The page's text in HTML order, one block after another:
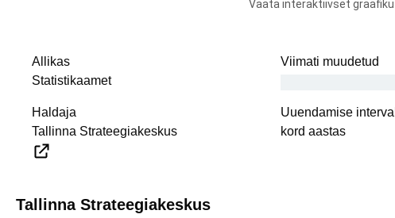
Allikas
Statistikaamet
Viimati muudetud
Haldaja
Tallinna Strateegiakeskus
Uuendamise intervall
kord aastas
Tallinna Strateegiakeskus